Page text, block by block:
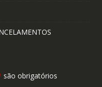
são obrigatórios